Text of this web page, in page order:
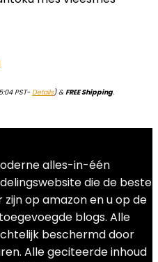
PST-Details)&FREE Shipping.
alles-in-één
die de beste
op amazon en u op de
blogs. Alle
beschermd door
Alle geciteerde inhoud